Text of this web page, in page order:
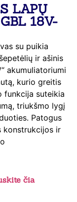
LAPŲ
18V-
su puikia
ir ašinis
akumuliatoriumi
kurio greitis
funkcija suteikia
triukšmo lygį
Patogus
konstrukcijos ir
čia